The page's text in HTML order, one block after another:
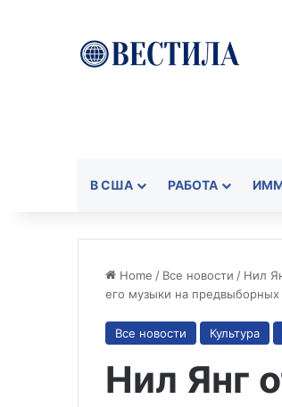
В США РАБОТА
Home / Все новости / Нил
его музыки на предвыборных
Все новости Культура
Нил Янг